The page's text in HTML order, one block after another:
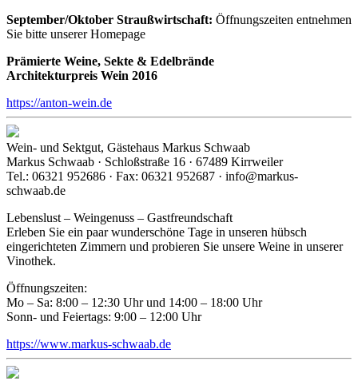
September/Oktober Straußwirtschaft: Öffnungszeiten entnehmen
Sie bitte unserer Homepage
Prämierte Weine, Sekte & Edelbrände
Architekturpreis Wein 2016
https://anton-wein.de
Wein- und Sektgut, Gästehaus Markus Schwaab
Markus Schwaab · Schloßstraße 16 · 67489 Kirrweiler
Tel.: 06321 952686 · Fax: 06321 952687 · info@markus-
schwaab.de
Lebenslust – Weingenuss – Gastfreundschaft
Erleben Sie ein paar wunderschöne Tage in unseren hübsch
eingerichteten Zimmern und probieren Sie unsere Weine in unserer
Vinothek.
Öffnungszeiten:
Mo – Sa: 8:00 – 12:30 Uhr und 14:00 – 18:00 Uhr
Sonn- und Feiertags: 9:00 – 12:00 Uhr
https://www.markus-schwaab.de